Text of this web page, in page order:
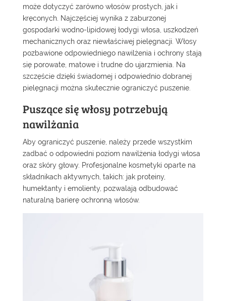
może dotyczyć zarówno włosów prostych, jak i
kręconych. Najczęściej wynika z zaburzonej
gospodarki wodno-lipidowej łodygi włosa, uszkodzeń
mechanicznych oraz niewłaściwej pielęgnacji. Włosy
pozbawione odpowiedniego nawilżenia i ochrony stają
się porowate, matowe i trudne do ujarzmienia. Na
szczęście dzięki świadomej i odpowiednio dobranej
pielęgnacji można skutecznie ograniczyć puszenie.
Puszące się włosy potrzebują
nawilżania
Aby ograniczyć puszenie, należy przede wszystkim
zadbać o odpowiedni poziom nawilżenia łodygi włosa
oraz skóry głowy. Profesjonalne kosmetyki oparte na
składnikach aktywnych, takich: jak proteiny,
humektanty i emolienty, pozwalają odbudować
naturalną barierę ochronną włosów.